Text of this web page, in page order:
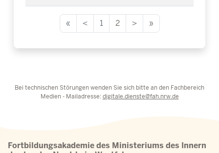
« < 1 2 > »
Bei technischen Störungen wenden Sie sich bitte an den Fachbereich
Medien - Mailadresse:digitale.dienste@fah.nrw.de
Fortbildungsakademie des Ministeriums des Innern